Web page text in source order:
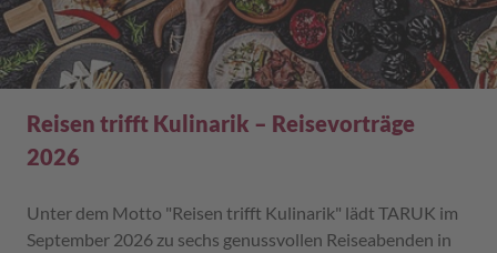
Reisen trifft Kulinarik – Reisevorträge
2026
Unter dem Motto "Reisen trifft Kulinarik" lädt TARUK im
September 2026 zu sechs genussvollen Reiseabenden in